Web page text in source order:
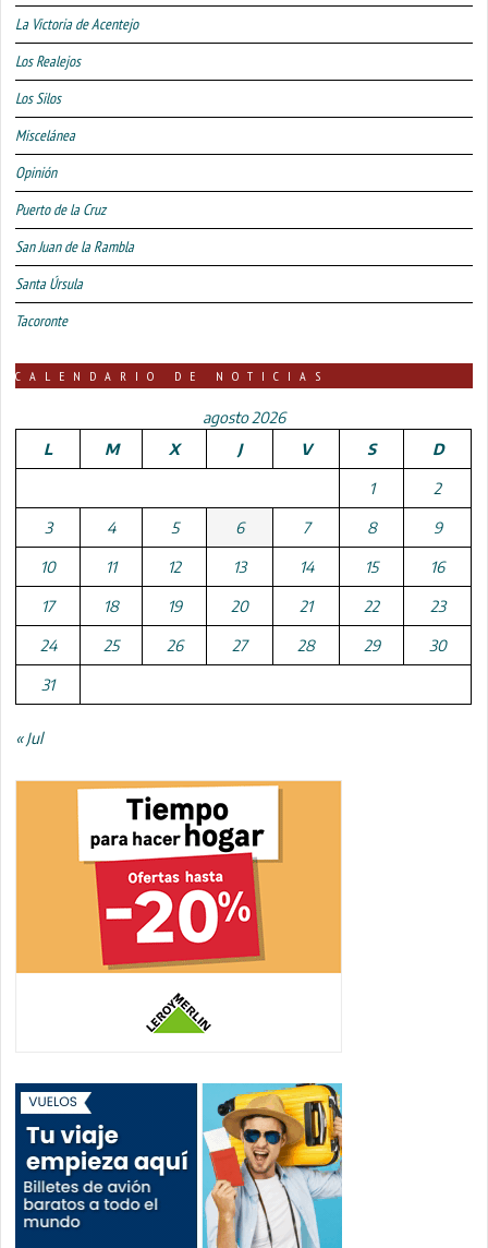
La Victoria de Acentejo
Los Realejos
Los Silos
Miscelánea
Opinión
Puerto de la Cruz
San Juan de la Rambla
Santa Úrsula
Tacoronte
CALENDARIO DE NOTICIAS
agosto 2026
L
M X J V S D
1 2
3 4 5 6 7 8 9
10 11 12 13 14 15 16
17 18 19 20 21 22 23
24 25 26 27 28 29 30
31
« Jul